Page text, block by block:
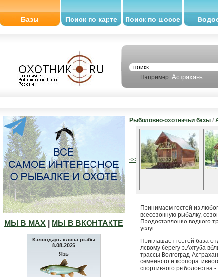
Базы Поиск по карте Поиск по шоссе
Например: Астрахань
МЫ В МАХ МЫ В ВКОНТАКТЕ
Календарь клева рыбы
8.08.2026
Язь
Рыболовно-охотничьи базы /
<<
Принимаем гостей из
всесезонную рыбалку,
Предоставление водного
услуг.
Приглашает гостей база
левому берегу р.Ахтуба
трассы Волгоград-
семейного и
спортивного рыболовства -